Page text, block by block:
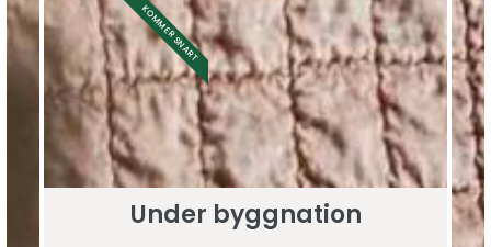
Under byggnation
KOMMER SNART